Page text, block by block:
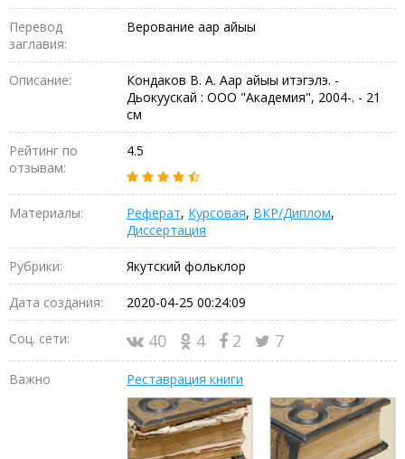
Перевод
заглавия:
Верование аар айыы
Описание:
Кондаков В. А. Аар айыы итэгэлэ. -
Дьокуускай : ООО "Академия", 2004-. - 21
см
Рейтинг по
отзывам:
4.5
Материалы: Реферат, Курсовая, ВКР/Диплом,
Диссертация
Рубрики: Якутский фольклор
Дата создания: 2020-04-25 00:24:09
Соц. сети: 40 4 2 7
Важно Реставрация книги